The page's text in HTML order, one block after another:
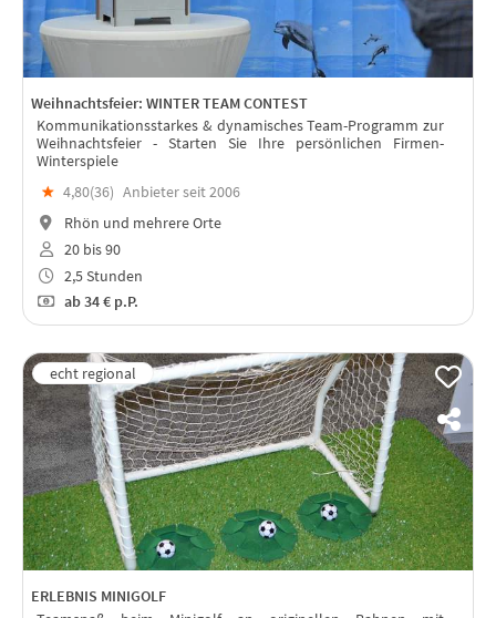
Weihnachtsfeier: WINTER TEAM CONTEST
Kommunikationsstarkes & dynamisches Team-Programm zur
Weihnachtsfeier - Starten Sie Ihre persönlichen Firmen-
Winterspiele
★ 4,80(36) Anbieter seit 2006
Rhön und mehrere Orte
20 bis 90
2,5 Stunden
ab34 € p.P.
ERLEBNIS MINIGOLF